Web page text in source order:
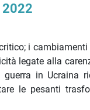
2022
i
legate alla
in Ucraina
le pesanti